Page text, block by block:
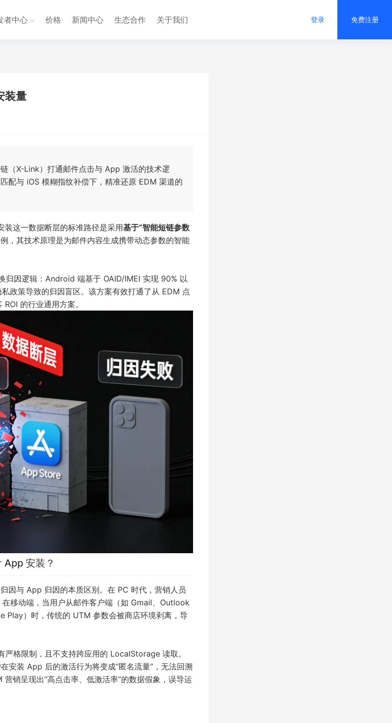
者中心 价格 新闻中心 生态合作 关于我们 登录 免费注册
装量
（X-Link）打通邮件点击与 App 激活的技术逻
配与 iOS 模糊指纹补偿下，精准还原 EDM 渠道的
这一数据断层的标准路径是采用基于“智能短链参数
，其技术原理是为邮件内容生成携带动态参数的智能
归因逻辑：Android 端基于 OAID/IMEI 实现 90% 以
政策导致的归因盲区。该方案有效打通了从 EDM 点
的行业通用方案。
App 安装？
因与 App 归因的本质区别。在 PC 时代，营销人员
移动端，当用户从邮件客户端（如 Gmail、Outlook
）时，传统的 UTM 参数会被商店环境剥离，导
格限制，且不支持跨应用的 LocalStorage 读取。
安装 App 后的激活行为将变成“匿名流量”，无法回溯
销呈现出“高点击率、低激活率”的数据假象，误导运